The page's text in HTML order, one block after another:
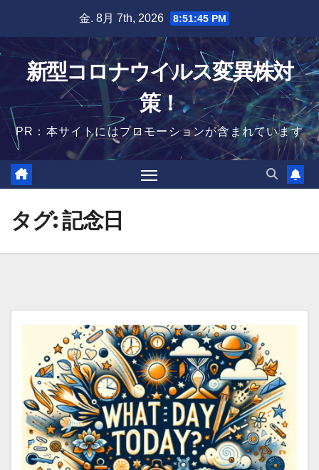
content
金. 8月 7th, 2026 8:51:46 PM
新型コロナウイルス変異株対
策！
PR：本サイトにはプロモーションが含まれています
タグ:記念日